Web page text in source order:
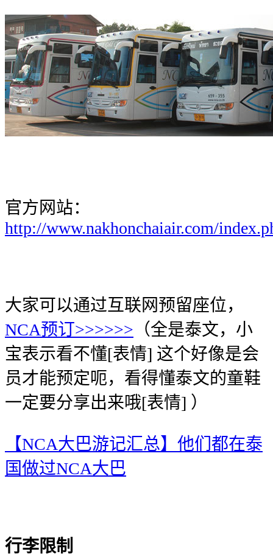
官方网站：
http://www.nakhonchaiair.com/
大家可以通过互联网预留座位，
NCA预订>>>>>> （全是泰文，小
宝表示看不懂[表情] 这个好像是会
员才能预定呃，看得懂泰文的童鞋
一定要分享出来哦[表情] ）
【NCA大巴游记汇总】他们都在泰
国做过NCA大巴
行李限制